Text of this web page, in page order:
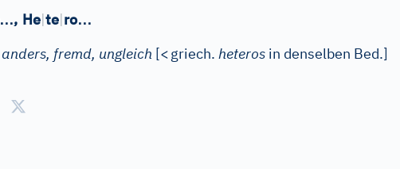
…, He|te|ro…
anders, fremd, ungleich [<griech. heteros in denselben Bed.]